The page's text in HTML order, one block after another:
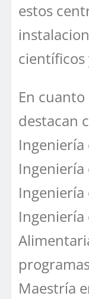
estos
científicos
En
destacan
Ingeniería
Ingeniería
Ingeniería
Maestría